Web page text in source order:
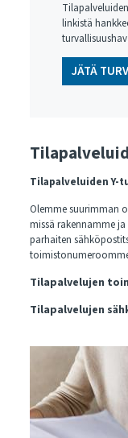
linkistä
JÄTÄ
Tilapalveluiden Y-
Olemme suurimman
missä rakennamme
parhaiten
Tilapalvelujen
Tilapalvelujen